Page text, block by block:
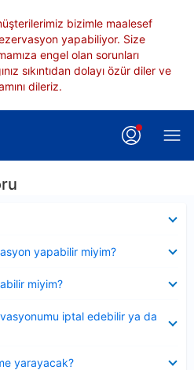
bizimle maalesef
yapabiliyor. Size
engel olan sorunları
sıkıntıdan dolayı özür diler ve
dileriz.
yapabilir miyim?
miyim?
iptal edebilir ya da
yarayacak?